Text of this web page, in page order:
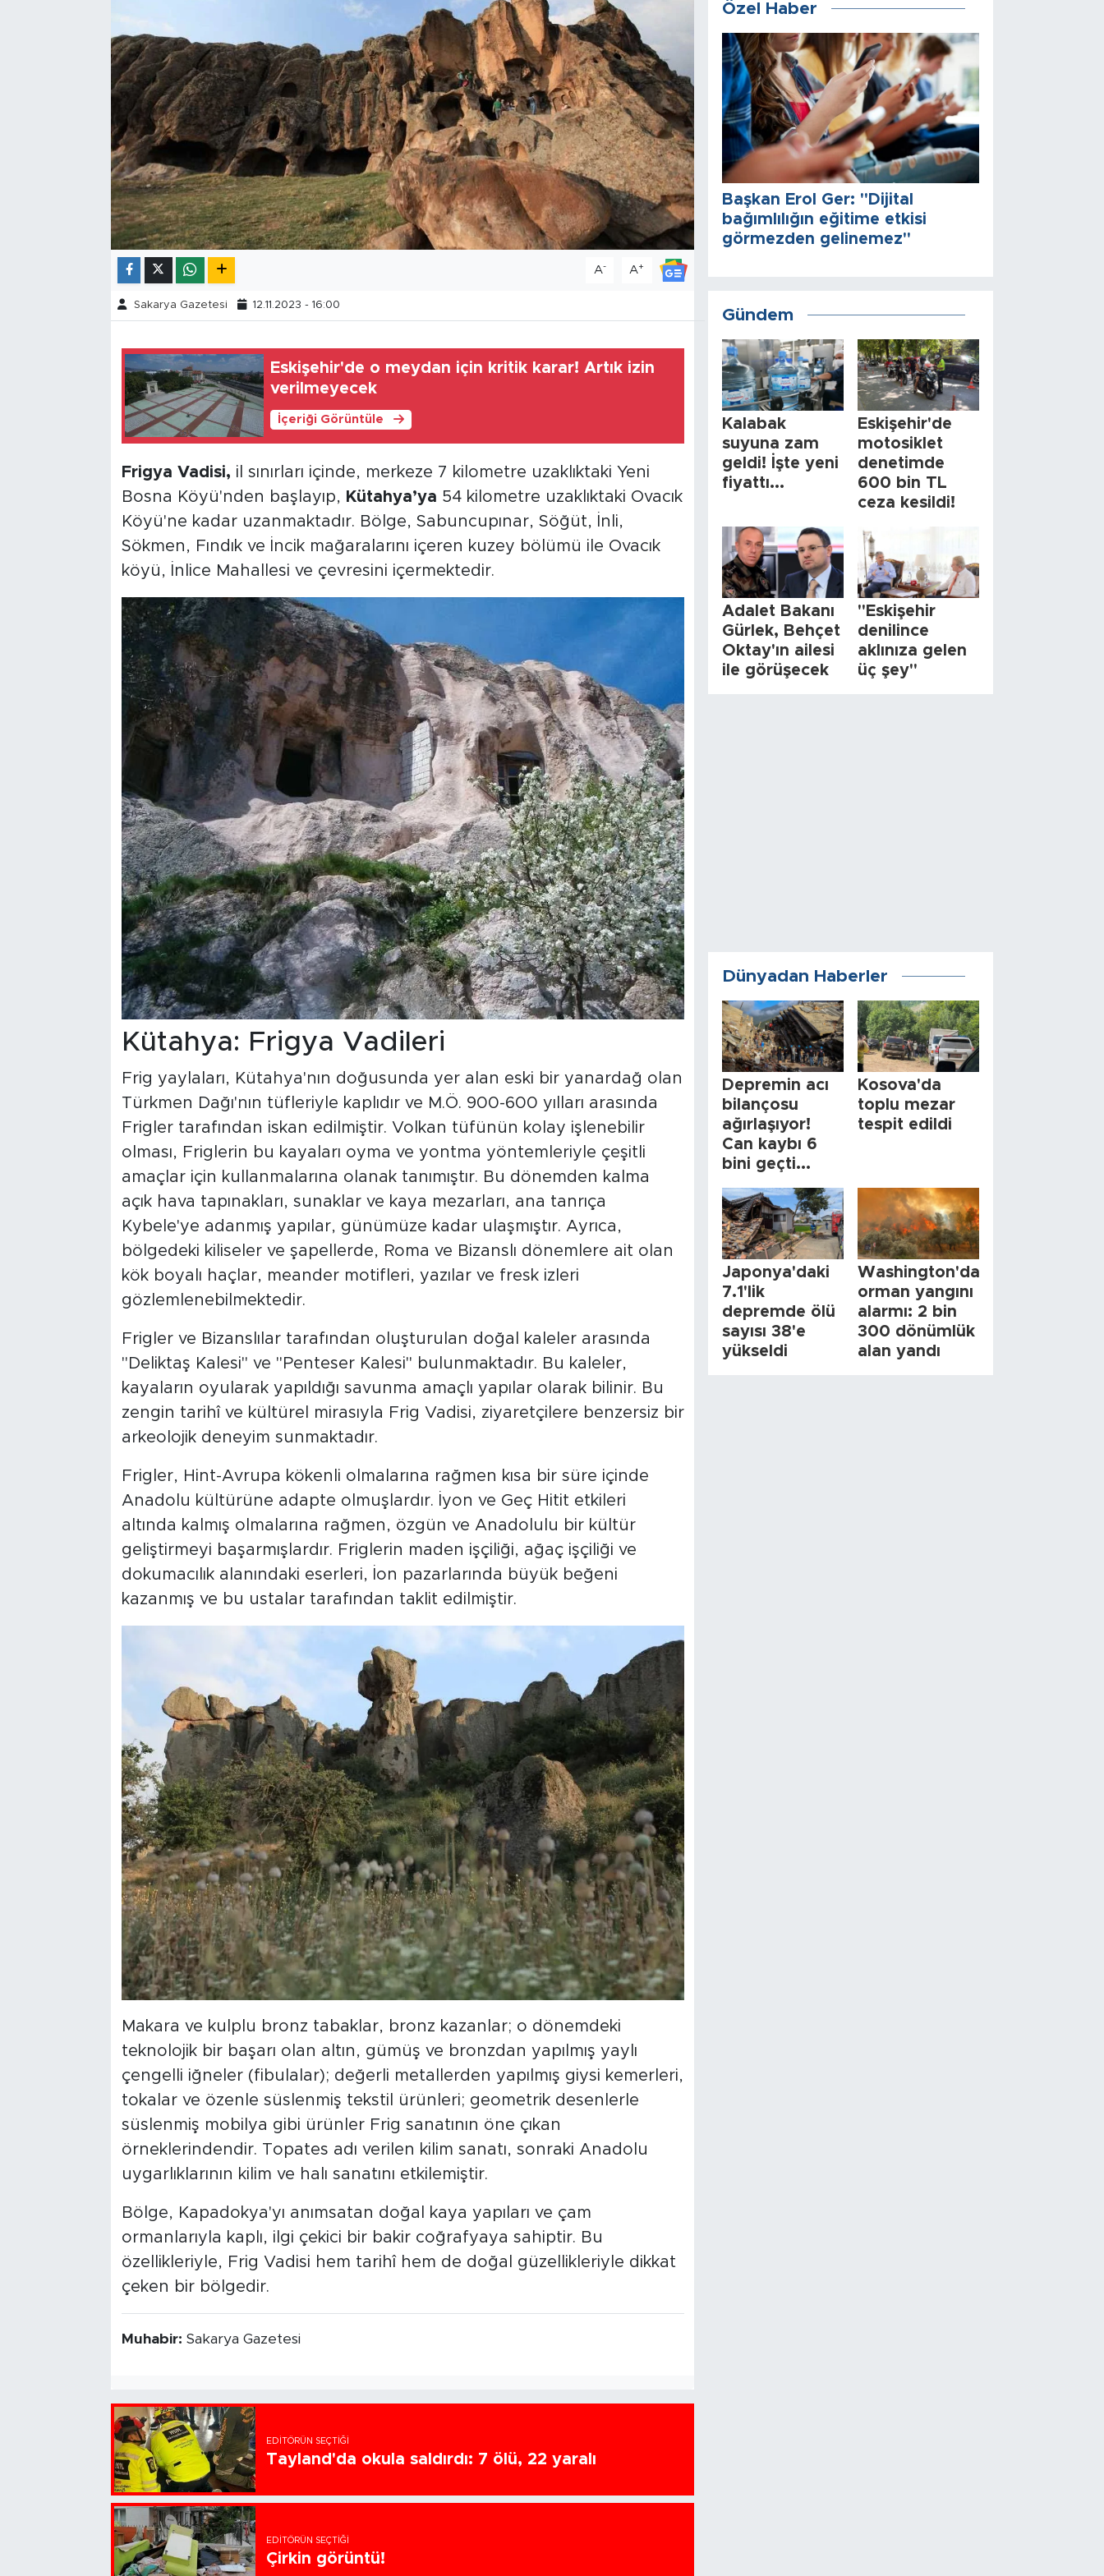
A- A+
Sakarya Gazetesi 12.11.2023 - 16:00
Eskişehir'de o meydan için kritik karar! Artık izin
verilmeyecek
İçeriği Görüntüle
Frigya Vadisi, il sınırları içinde, merkeze 7 kilometre uzaklıktaki Yeni
Bosna Köyü'nden başlayıp, Kütahya’ya 54 kilometre uzaklıktaki Ovacık
Köyü'ne kadar uzanmaktadır. Bölge, Sabuncupınar, Söğüt, İnli,
Sökmen, Fındık ve İncik mağaralarını içeren kuzey bölümü ile Ovacık
köyü, İnlice Mahallesi ve çevresini içermektedir.
Kütahya: Frigya Vadileri
Frig yaylaları, Kütahya'nın doğusunda yer alan eski bir yanardağ olan
Türkmen Dağı'nın tüfleriyle kaplıdır ve M.Ö. 900-600 yılları arasında
Frigler tarafından iskan edilmiştir. Volkan tüfünün kolay işlenebilir
olması, Friglerin bu kayaları oyma ve yontma yöntemleriyle çeşitli
amaçlar için kullanmalarına olanak tanımıştır. Bu dönemden kalma
açık hava tapınakları, sunaklar ve kaya mezarları, ana tanrıça
Kybele'ye adanmış yapılar, günümüze kadar ulaşmıştır. Ayrıca,
bölgedeki kiliseler ve şapellerde, Roma ve Bizanslı dönemlere ait olan
kök boyalı haçlar, meander motifleri, yazılar ve fresk izleri
gözlemlenebilmektedir.
Frigler ve Bizanslılar tarafından oluşturulan doğal kaleler arasında
"Deliktaş Kalesi" ve "Penteser Kalesi" bulunmaktadır. Bu kaleler,
kayaların oyularak yapıldığı savunma amaçlı yapılar olarak bilinir. Bu
zengin tarihî ve kültürel mirasıyla Frig Vadisi, ziyaretçilere benzersiz bir
arkeolojik deneyim sunmaktadır.
Frigler, Hint-Avrupa kökenli olmalarına rağmen kısa bir süre içinde
Anadolu kültürüne adapte olmuşlardır. İyon ve Geç Hitit etkileri
altında kalmış olmalarına rağmen, özgün ve Anadolulu bir kültür
geliştirmeyi başarmışlardır. Friglerin maden işçiliği, ağaç işçiliği ve
dokumacılık alanındaki eserleri, İon pazarlarında büyük beğeni
kazanmış ve bu ustalar tarafından taklit edilmiştir.
Makara ve kulplu bronz tabaklar, bronz kazanlar; o dönemdeki
teknolojik bir başarı olan altın, gümüş ve bronzdan yapılmış yaylı
çengelli iğneler (fibulalar); değerli metallerden yapılmış giysi kemerleri,
tokalar ve özenle süslenmiş tekstil ürünleri; geometrik desenlerle
süslenmiş mobilya gibi ürünler Frig sanatının öne çıkan
örneklerindendir. Topates adı verilen kilim sanatı, sonraki Anadolu
uygarlıklarının kilim ve halı sanatını etkilemiştir.
Bölge, Kapadokya'yı anımsatan doğal kaya yapıları ve çam
ormanlarıyla kaplı, ilgi çekici bir bakir coğrafyaya sahiptir. Bu
özellikleriyle, Frig Vadisi hem tarihî hem de doğal güzellikleriyle dikkat
çeken bir bölgedir.
Muhabir: Sakarya Gazetesi
EDITÖRÜN SEÇTIĞI
Tayland'da okula saldırdı: 7 ölü, 22 yaralı
EDITÖRÜN SEÇTIĞI
Çirkin görüntü!
Özel Haber
Başkan Erol Ger: "Dijital
bağımlılığın eğitime etkisi
görmezden gelinemez"
Gündem
Kalabak
suyuna zam
geldi! İşte yeni
fiyattı...
Eskişehir'de
motosiklet
denetimde
600 bin TL
ceza kesildi!
Adalet Bakanı
Gürlek, Behçet
Oktay'ın ailesi
ile görüşecek
"Eskişehir
denilince
aklınıza gelen
üç şey"
Dünyadan Haberler
Depremin acı
bilançosu
ağırlaşıyor!
Can kaybı 6
bini geçti...
Kosova'da
toplu mezar
tespit edildi
Japonya'daki
7.1'lik
depremde ölü
sayısı 38'e
yükseldi
Washington'da
orman yangını
alarmı: 2 bin
300 dönümlük
alan yandı
Resmi İlanlar
Foto Şaka